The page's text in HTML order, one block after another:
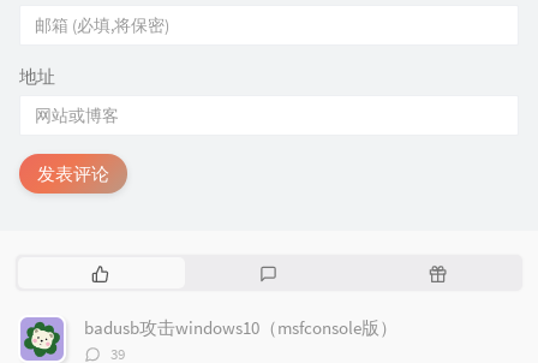
地址
发表评论
热
文
章
评
随
badusb攻击windows10（msfconsole版）
评
39